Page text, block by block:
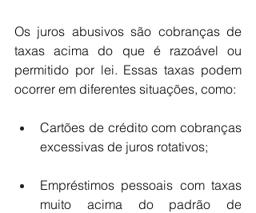
Os juros abusivos são cobranças de
taxas acima do que é razoável ou
permitido por lei. Essas taxas podem
ocorrer em diferentes situações, como:
Cartões de crédito com cobranças
excessivas de juros rotativos;
Empréstimos pessoais com taxas
muito acima do padrão de